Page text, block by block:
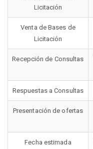
Licitación
Venta de Bases de
Licitación
Recepción de Consultas
Respuestas a Consultas
Presentación de ofertas
Fecha estimada